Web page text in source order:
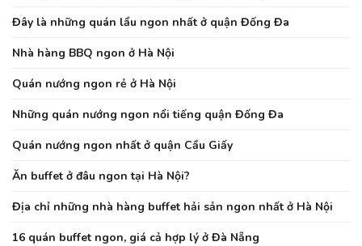
Đây là những quán lẩu ngon nhất ở quận Đống Đa
Nhà hàng BBQ ngon ở Hà Nội
Quán nướng ngon rẻ ở Hà Nội
Những quán nướng ngon nổi tiếng quận Đống Đa
Quán nướng ngon nhất ở quận Cầu Giấy
Ăn buffet ở đâu ngon tại Hà Nội?
Địa chỉ những nhà hàng buffet hải sản ngon nhất ở Hà Nội
16 quán buffet ngon, giá cả hợp lý ở Đà Nẵng